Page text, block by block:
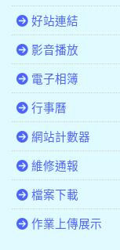
好站連結
影音播放
電子相簿
行事曆
網站計數器
維修通報
檔案下載
作業上傳展示